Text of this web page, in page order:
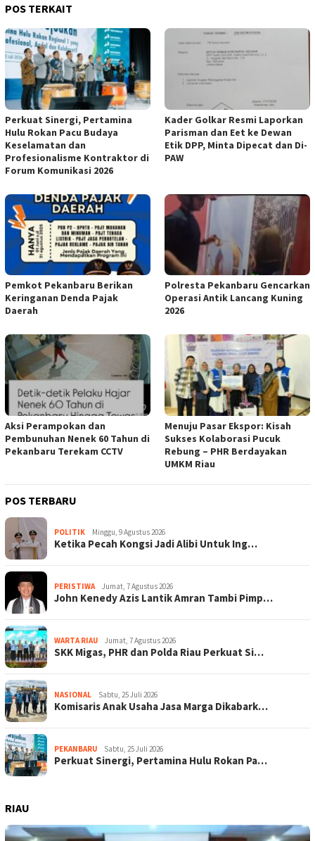
POS TERKAIT
Perkuat Sinergi, Pertamina
Hulu Rokan Pacu Budaya
Keselamatan dan
Profesionalisme Kontraktor di
Forum Komunikasi 2026
Kader Golkar Resmi Laporkan
Parisman dan Eet ke Dewan
Etik DPP, Minta Dipecat dan Di-
PAW
Pemkot Pekanbaru Berikan
Keringanan Denda Pajak
Daerah
Polresta Pekanbaru Gencarkan
Operasi Antik Lancang Kuning
2026
Aksi Perampokan dan
Pembunuhan Nenek 60 Tahun di
Pekanbaru Terekam CCTV
Menuju Pasar Ekspor: Kisah
Sukses Kolaborasi Pucuk
Rebung – PHR Berdayakan
UMKM Riau
POS TERBARU
POLITIK Minggu, 9 Agustus 2026
Ketika Pecah Kongsi Jadi Alibi Untuk Ing…
PERISTIWA Jumat, 7 Agustus 2026
John Kenedy Azis Lantik Amran Tambi Pimp…
WARTA RIAU Jumat, 7 Agustus 2026
SKK Migas, PHR dan Polda Riau Perkuat Si…
NASIONAL Sabtu, 25 Juli 2026
Komisaris Anak Usaha Jasa Marga Dikabark…
PEKANBARU Sabtu, 25 Juli 2026
Perkuat Sinergi, Pertamina Hulu Rokan Pa…
RIAU